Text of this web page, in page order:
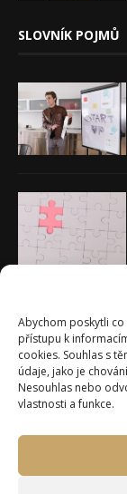
Abychom poskytli
přístupu k
cookies. Souhlas s
údaje, jako je
Nesouhlas nebo
vlastnosti a funkce.
SLOVNÍK POJMŮ
O